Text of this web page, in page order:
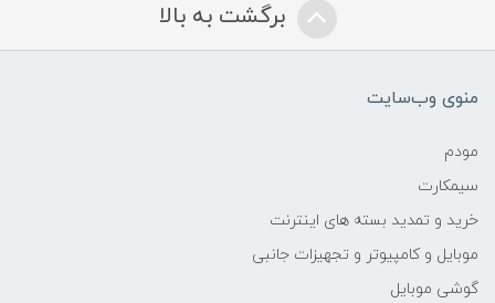
برگشت به بالا
منوی وب‌سایت
مودم
سیمکارت
خرید و تمدید بسته های اینترنت
موبایل و کامپیوتر و تجهیزات جانبی
گوشی موبایل